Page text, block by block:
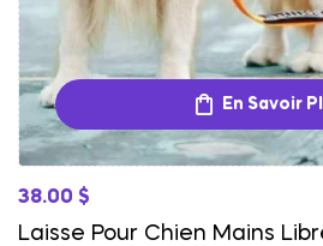
En Savoir
38.00 $
Laisse Pour Chien Mains